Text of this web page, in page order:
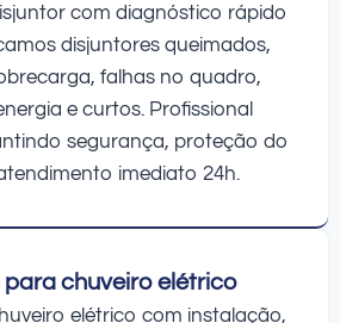
com diagnóstico rápido
disjuntores queimados,
falhas no quadro,
e curtos. Profissional
segurança, proteção do
imediato 24h.
para chuveiro elétrico
elétrico com instalação,